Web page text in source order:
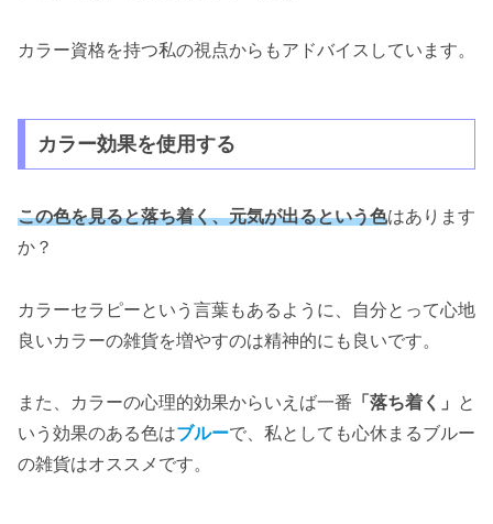
カラー資格を持つ私の視点からもアドバイスしています。
カラー効果を使用する
この色を見ると落ち着く、元気が出るという色はあります
か？
カラーセラピーという言葉もあるように、自分とって心地
良いカラーの雑貨を増やすのは精神的にも良いです。
また、カラーの心理的効果からいえば一番 「落ち着く」
と
いう効果のある色はブルーで、私としても心休まるブルー
の雑貨はオススメです。